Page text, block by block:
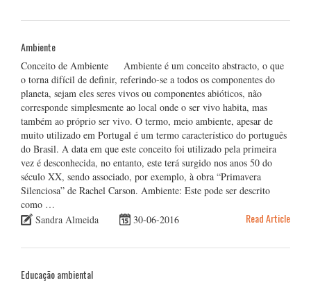
Ambiente
Conceito de Ambiente Ambiente é um conceito abstracto, o que
o torna difícil de definir, referindo-se a todos os componentes do
planeta, sejam eles seres vivos ou componentes abióticos, não
corresponde simplesmente ao local onde o ser vivo habita, mas
também ao próprio ser vivo. O termo, meio ambiente, apesar de
muito utilizado em Portugal é um termo característico do português
do Brasil. A data em que este conceito foi utilizado pela primeira
vez é desconhecida, no entanto, este terá surgido nos anos 50 do
século XX, sendo associado, por exemplo, à obra “Primavera
Silenciosa” de Rachel Carson. Ambiente: Este pode ser descrito
como …
Sandra Almeida
30-06-2016 Read Article
Educação ambiental